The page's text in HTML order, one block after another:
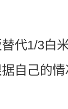
代1/3白
自己的